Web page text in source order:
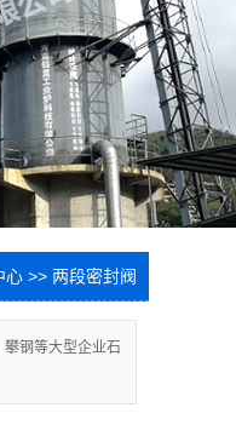
心 >> 两段密封阀
钢等大型企业石